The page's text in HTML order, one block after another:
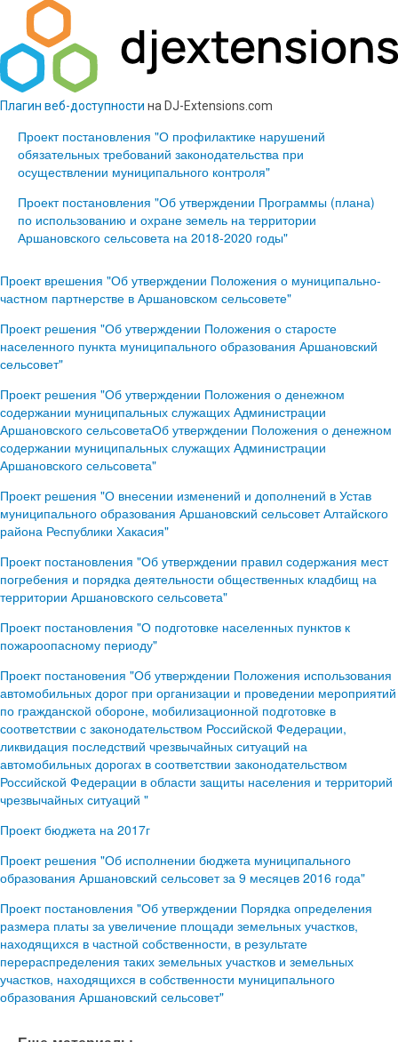
Плагин веб-доступности на DJ-Extensions.com
Проект постановления "О профилактике нарушений
обязательных требований законодательства при
осуществлении муниципального контроля"
Проект постановления "Об утверждении Программы (плана)
по использованию и охране земель на территории
Аршановского сельсовета на 2018-2020 годы"
Проект врешения "Об утверждении Положения о муниципально-
частном партнерстве в Аршановском сельсовете"
Проект решения "Об утверждении Положения о старосте
населенного пункта муниципального образования Аршановский
сельсовет"
Проект решения "Об утверждении Положения о денежном
содержании муниципальных служащих Администрации
Аршановского сельсоветаОб утверждении Положения о денежном
содержании муниципальных служащих Администрации
Аршановского сельсовета"
Проект решения "О внесении изменений и дополнений в Устав
муниципального образования Аршановский сельсовет Алтайского
района Республики Хакасия"
Проект постановления "Об утверждении правил содержания мест
погребения и порядка деятельности общественных кладбищ на
территории Аршановского сельсовета"
Проект постановления "О подготовке населенных пунктов к
пожароопасному периоду"
Проект постановения "Об утверждении Положения использования
автомобильных дорог при организации и проведении мероприятий
по гражданской обороне, мобилизационной подготовке в
соответствии с законодательством Российской Федерации,
ликвидация последствий чрезвычайных ситуаций на
автомобильных дорогах в соответствии законодательством
Российской Федерации в области защиты населения и территорий
чрезвычайных ситуаций "
Проект бюджета на 2017г
Проект решения "Об исполнении бюджета муниципального
образования Аршановский сельсовет за 9 месяцев 2016 года"
Проект постановления "Об утверждении Порядка определения
размера платы за увеличение площади земельных участков,
находящихся в частной собственности, в результате
перераспределения таких земельных участков и земельных
участков, находящихся в собственности муниципального
образования Аршановский сельсовет"